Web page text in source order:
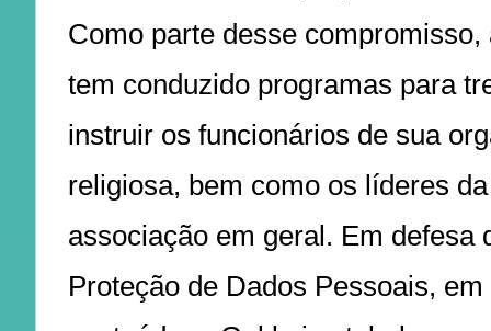
Como parte desse compromisso,
tem conduzido programas para
instruir os funcionários de sua
religiosa, bem como os líderes da
associação em geral. Em defesa
Proteção de Dados Pessoais,